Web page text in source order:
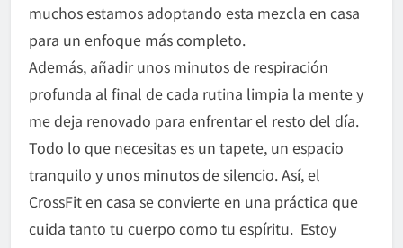
muchos estamos adoptando esta mezcla en casa
para un enfoque más completo.
Además, añadir unos minutos de respiración
profunda al final de cada rutina limpia la mente y
me deja renovado para enfrentar el resto del día.
Todo lo que necesitas es un tapete, un espacio
tranquilo y unos minutos de silencio. Así, el
CrossFit en casa se convierte en una práctica que
cuida tanto tu cuerpo como tu espíritu. Estoy